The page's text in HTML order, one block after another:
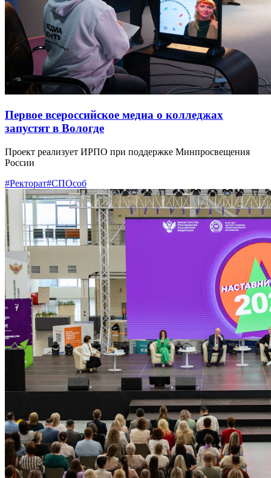
Первое всероссийское медиа о колледжах
запустят в Вологде
Проект реализует ИРПО при поддержке Минпросвещения
России
#Ректорат#СПОсоб